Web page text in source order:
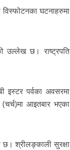
घटनाहरुमा
उल्लेख छ। राष्ट्रपति
इस्टर पर्वका अवसरमा
(चर्च)मा आइतबार भएका
श्रीलङ्काली सुरक्षा